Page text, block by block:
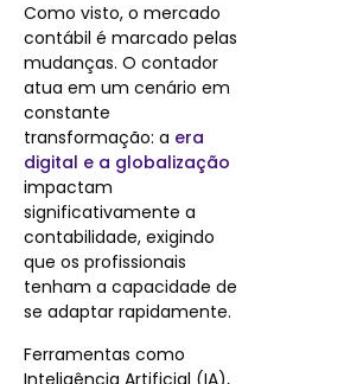
Como visto, o mercado
contábil é marcado pelas
mudanças. O contador
atua em um cenário em
constante
transformação: a era
digital e a globalização
impactam
significativamente a
contabilidade, exigindo
que os profissionais
tenham a capacidade de
se adaptar rapidamente.
Ferramentas como
Inteligência Artificial (IA),